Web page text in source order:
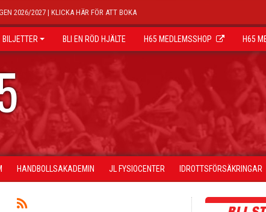
2026/2027 | KLICKA HÄR FÖR ATT BOKA
BILJETTER BLI EN RÖD HJÄLTE H65 MEDLEMSSHOP H65
HANDBOLLSAKADEMIN JL FYSIOCENTER IDROTTSFÖRSÄKRINGAR